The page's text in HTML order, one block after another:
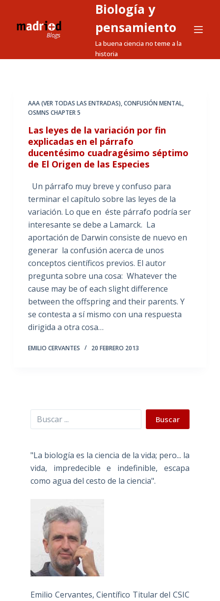
a
Biología y
pensamiento
La buena ciencia no teme a la
historia
AAA (VER TODAS LAS ENTRADAS),CONFUSIÓN MENTAL,
OSMNS CHAPTER 5
Las leyes de la variación por fin
explicadas en el párrafo
ducentésimo cuadragésimo séptimo
de El Origen de las Especies
Un párrafo muy breve y confuso para
terminar el capítulo sobre las leyes de la
variación. Lo que en éste párrafo podría ser
interesante se debe a Lamarck. La
aportación de Darwin consiste de nuevo en
generar la confusión acerca de unos
conceptos científicos previos. El autor
pregunta sobre una cosa: Whatever the
cause may be of each slight difference
between the offspring and their parents. Y
se contesta a sí mismo con una respuesta
dirigida a otra cosa…
EMILIO CERVANTES 20 FEBRERO 2013
Buscar Buscar
"La biología es la ciencia de la vida; pero... la
vida, impredecible e indefinible, escapa
como agua del cesto de la ciencia".
Emilio Cervantes, Científico Titular del CSIC